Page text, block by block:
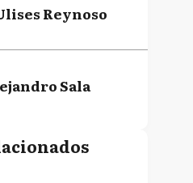
Reynoso
Sala